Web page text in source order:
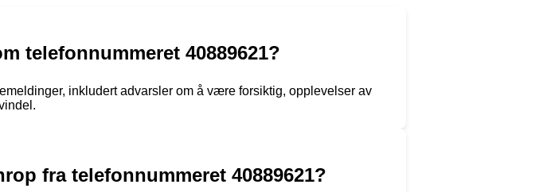
telefonnummeret 40889621?
inkludert advarsler om å være forsiktig, opplevelser av
fra telefonnummeret 40889621?